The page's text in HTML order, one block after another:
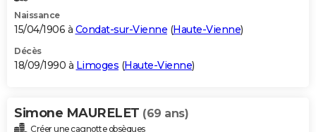
Naissance
15/04/1906 à Condat-sur-Vienne (Haute-Vienne)
Décès
18/09/1990 à Limoges (Haute-Vienne)
Simone MAURELET (69 ans)
Créer une cagnotte obsèques